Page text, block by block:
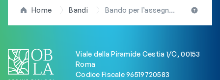
Home Bandi Bando per l’assegnazione di n. 1 borsa di studio e ricerca (BSR) di secondo livello all’IRCCS “Lazzaro Spallanzani” di Roma
Viale della Piramide Cestia 1/C, 00153
Roma
Codice Fiscale 96519720583